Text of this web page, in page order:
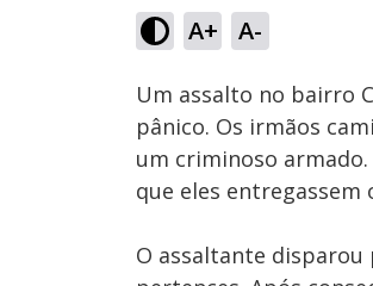
A+ A-
Ativar
Som
18.13%
Um assalto no bairro
pânico. Os irmãos
um criminoso armado.
que eles entregassem
O assaltante